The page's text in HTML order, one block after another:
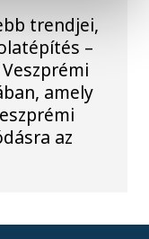
trendjei,
–
amely
az